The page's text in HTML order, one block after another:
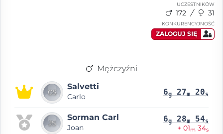
UCZESTNIKÓW
172 31
KONKURENCYJNOŚĆ
ZALOGUJ SIĘ
Mężczyźni
Salvetti
Carlo 6g 27m 20s
Sorman Carl
Joan
6g 28m 54s
+ 01m 34s